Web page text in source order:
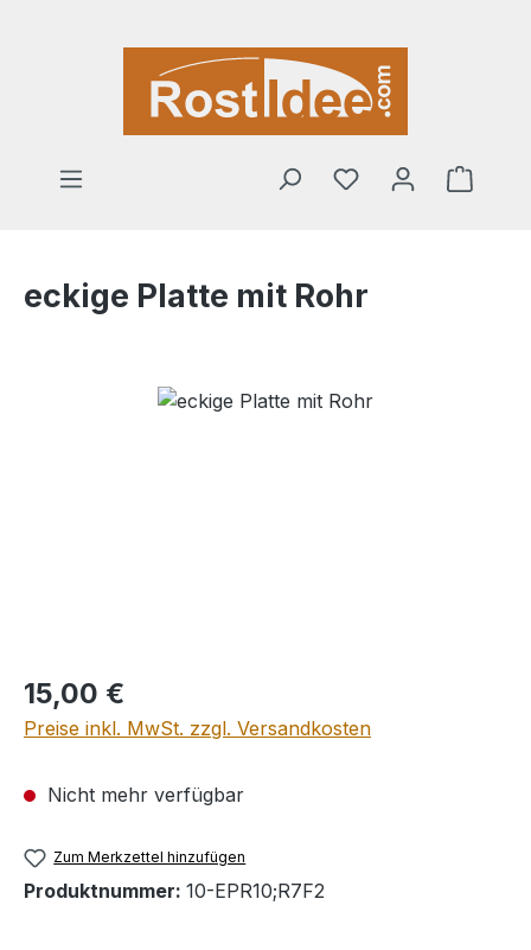
eckige Platte mit Rohr
Bildergalerie überspringen
Regulärer Preis:
15,00 €
Preise inkl. MwSt. zzgl. Versandkosten
Nicht mehr verfügbar
Zum Merkzettel hinzufügen
Produktnummer: 10-EPR10;R7F2